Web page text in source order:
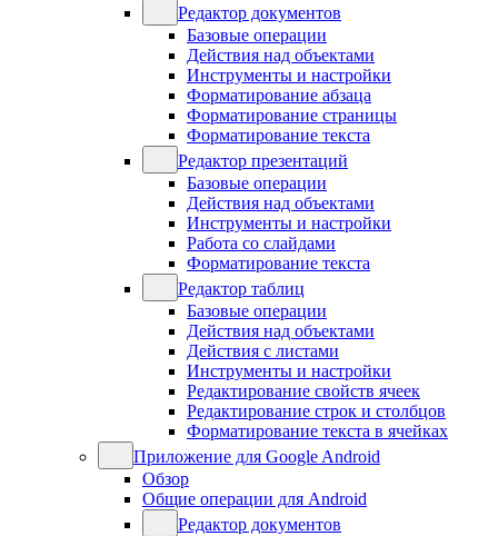
Редактор документов
Базовые операции
Действия над объектами
Инструменты и настройки
Форматирование абзаца
Форматирование страницы
Форматирование текста
Редактор презентаций
Базовые операции
Действия над объектами
Инструменты и настройки
Работа со слайдами
Форматирование текста
Редактор таблиц
Базовые операции
Действия над объектами
Действия с листами
Инструменты и настройки
Редактирование свойств ячеек
Редактирование строк и столбцов
Форматирование текста в ячейках
Приложение для Google Android
Обзор
Общие операции для Android
Редактор документов